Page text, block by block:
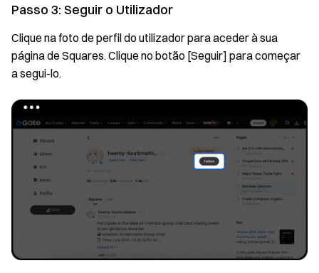
Passo 3: Seguir o Utilizador
Clique na foto de perfil do utilizador para aceder à sua
página de Squares. Clique no botão [Seguir] para começar
a segui-lo.